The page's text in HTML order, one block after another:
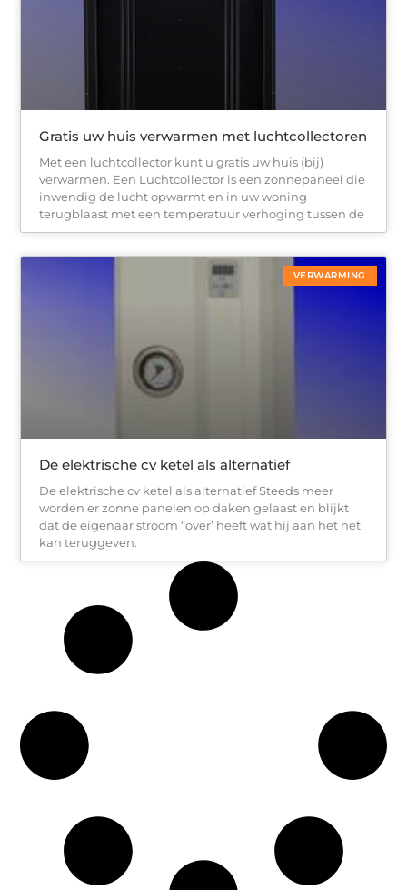
Gratis uw huis verwarmen met luchtcollectoren
Met een luchtcollector kunt u gratis uw huis (bij)
verwarmen. Een Luchtcollector is een zonnepaneel die
inwendig de lucht opwarmt en in uw woning
terugblaast met een temperatuur verhoging tussen de
VERWARMING
De elektrische cv ketel als alternatief
De elektrische cv ketel als alternatief Steeds meer
worden er zonne panelen op daken gelaast en blijkt
dat de eigenaar stroom “over’ heeft wat hij aan het net
kan teruggeven.